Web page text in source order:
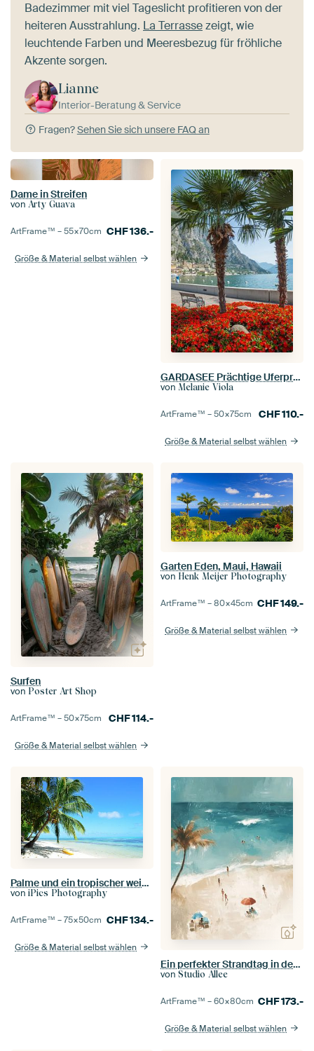
Badezimmer mit viel Tageslicht profitieren von der
heiteren Ausstrahlung. La Terrassezeigt, wie
leuchtende Farben und Meeresbezug für fröhliche
Akzente sorgen.
Lianne
Interior-Beratung & Service
Fragen?Sehen Sie sich unsere FAQ an
Dame in Streifen
von Arty Guava
ArtFrame™ –55×70cm CHF136.-
Größe & Material selbst wählen
GARDASEE Prächtige Uferpromenade in Limone sul Garda
von Melanie Viola
ArtFrame™ –50×75cm CHF110.-
Größe & Material selbst wählen
Surfen
von Poster Art Shop
ArtFrame™ –50×75cm CHF114.-
Größe & Material selbst wählen
Garten Eden, Maui, Hawaii
von Henk Meijer Photography
ArtFrame™ –80×45cm CHF149.-
Größe & Material selbst wählen
Palme und ein tropischer weißer Sandstrand
von iPics Photography
ArtFrame™ –75×50cm CHF134.-
Größe & Material selbst wählen
Ein perfekter Strandtag in den Tropen
von Studio Allee
ArtFrame™ –60×80cm CHF173.-
Größe & Material selbst wählen